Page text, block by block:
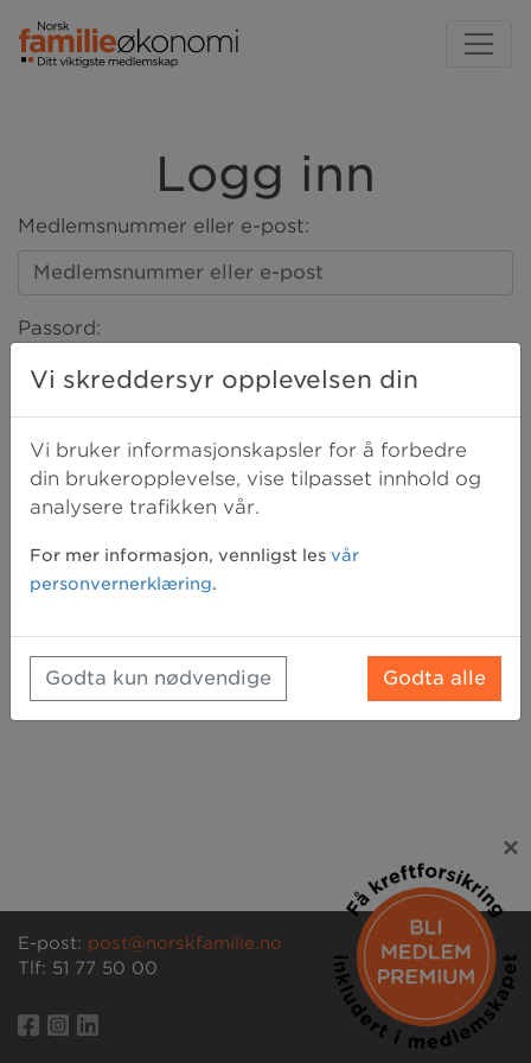
Logg inn
Medlemsnummer eller e-post:
Passord:
LOGG INN
E-post: post@norskfamilie.no
Tlf: 51 77 50 00
×
Vi skreddersyr opplevelsen din
Vi bruker informasjonskapsler for å forbedre
din brukeropplevelse, vise tilpasset innhold og
analysere trafikken vår.
For mer informasjon, vennligst les vår
personvernerklæring.
Godta kun nødvendige Godta alle